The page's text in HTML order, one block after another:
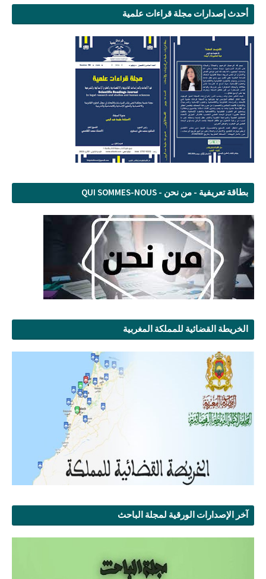
أحدث إصدارات مجلة قراءات علمية
بطاقة تعريفية - من نحن - QUI SOMMES-NOUS
الخريطة القضائية للمملكة المغربية
آخر الإصدارات الورقية لمجلة الباحث